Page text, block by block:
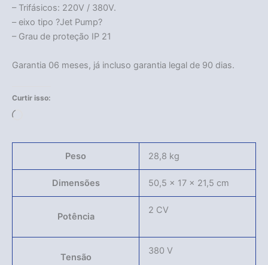
– Trifásicos: 220V / 380V.
– eixo tipo ?Jet Pump?
– Grau de proteção IP 21
Garantia 06 meses, já incluso garantia legal de 90 dias.
Curtir isso:
Peso 28,8 kg
Dimensões 50,5 × 17 × 21,5 cm
Potência
2 CV
Tensão
380 V